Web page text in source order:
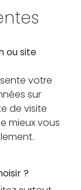
ou site
votre
sur
de visite
mieux vous
?